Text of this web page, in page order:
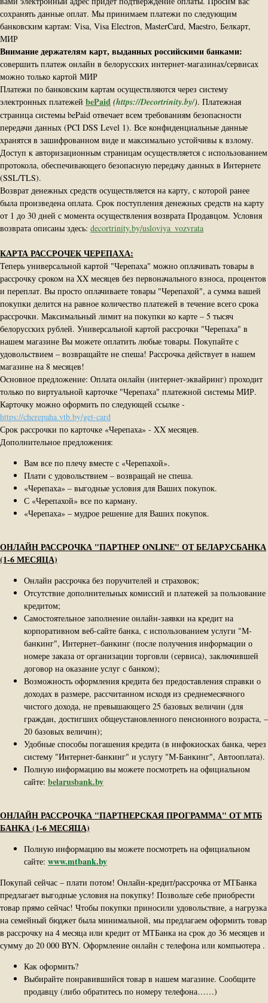
сохранять данные оплат. Мы принимаем платежи по следующим
банковским картам: Visa, Visa Electron, MasterCard, Maestro, Белкарт,
МИР
Внимание держателям карт, выданных российскими банками:
совершить платеж онлайн в белорусских интернет-магазинах/сервисах
можно только картой МИР
Платежи по банковским картам осуществляются через систему
электронных платежей bePaid (https://Decortrinity.by/). Платежная
страница системы bePaid отвечает всем требованиям безопасности
передачи данных (PCI DSS Level 1). Все конфиденциальные данные
хранятся в зашифрованном виде и максимально устойчивы к взлому.
Доступ к авторизационным страницам осуществляется с использованием
протокола, обеспечивающего безопасную передачу данных в Интернетe
(SSL/TLS).
Возврат денежных средств осуществляется на карту, с которой ранее
была произведена оплата. Срок поступления денежных средств на карту
от 1 до 30 дней с момента осуществления возврата Продавцом. Условия
возврата описаны здесь: decortrinity.by/usloviya_vozvrata
КАРТА РАССРОЧЕК ЧЕРЕПАХА:
Теперь универсальной картой "Черепаха" можно оплачивать товары в
рассрочку сроком на XX месяцев без первоначального взноса, процентов
и переплат. Вы просто оплачиваете товары "Черепахой", а сумма вашей
покупки делится на равное количество платежей в течение всего срока
рассрочки. Максимальный лимит на покупки ко карте – 5 тысяч
белорусских рублей. Универсальной картой рассрочки "Черепаха" в
нашем магазине Вы можете оплатить любые товары. Покупайте с
удовольствием – возвращайте не спеша! Рассрочка действует в нашем
магазине на 8 месяцев!
Основное предложение: Оплата онлайн (интернет-эквайринг) проходит
только по виртуальной карточке "Черепаха" платежной системы МИР.
Карточку можно оформить по следующей ссылке -
https://cherepaha.vtb.by/get-card
Срок рассрочки по карточке «Черепаха» - XX месяцев.
Дополнительное предложения:
Вам все по плечу вместе с «Черепахой».
Плати с удовольствием – возвращай не спеша.
«Черепаха» – выгодные условия для Ваших покупок.
С «Черепахой» все по карману.
«Черепаха» – мудрое решение для Ваших покупок.
ОНЛАЙН РАССРОЧКА "ПАРТНЕР ONLINE" ОТ БЕЛАРУСБАНКА
(1-6 МЕСЯЦА)
Онлайн рассрочка без поручителей и страховок;
Отсутствие дополнительных комиссий и платежей за пользование
кредитом;
Самостоятельное заполнение онлайн-заявки на кредит на
корпоративном веб-сайте банка, с использованием услуги "М-
банкинг", Интернет–банкинг (после получения информации о
номере заказа от организации торговли (сервиса), заключившей
договор на оказание услуг с банком);
Возможность оформления кредита без предоставления справки о
доходах в размере, рассчитанном исходя из среднемесячного
чистого дохода, не превышающего 25 базовых величин (для
граждан, достигших общеустановленного пенсионного возраста, –
20 базовых величин);
Удобные способы погашения кредита (в инфокиосках банка, через
систему "Интернет-банкинг" и услугу "М-Банкинг", Автооплата).
Полную информацию вы можете посмотреть на официальном
сайте: belarusbank.by
ОНЛАЙН РАССРОЧКА "ПАРТНЕРСКАЯ ПРОГРАММА" ОТ МТБ
БАНКА (1-6 МЕСЯЦА)
Полную информацию вы можете посмотреть на официальном
сайте: www.mtbank.by
Покупай сейчас – плати потом! Онлайн-кредит/рассрочка от МТБанка
предлагает выгодные условия на покупку! Позвольте себе приобрести
товар прямо сейчас! Чтобы покупки приносили удовольствие, а нагрузка
на семейный бюджет была минимальной, мы предлагаем оформить товар
в рассрочку на 4 месяца или кредит от МТБанка на срок до 36 месяцев и
сумму до 20 000 BYN. Оформление онлайн с телефона или компьютера .
Как оформить?
Выбирайте понравившийся товар в нашем магазине. Сообщите
продавцу (либо обратитесь по номеру телефона……)